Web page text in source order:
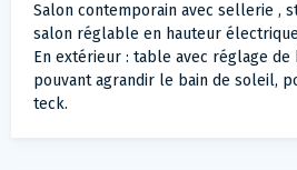
Salon contemporain avec sellerie ,
salon réglable en hauteur
En extérieur : table avec réglage
pouvant agrandir le bain de soleil,
teck.